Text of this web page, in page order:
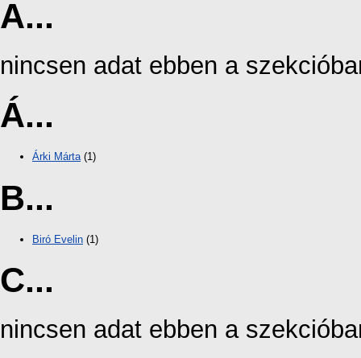
A...
nincsen adat ebben a
Á...
Árki Márta(1)
B...
Biró Evelin (1)
C...
nincsen adat ebben a